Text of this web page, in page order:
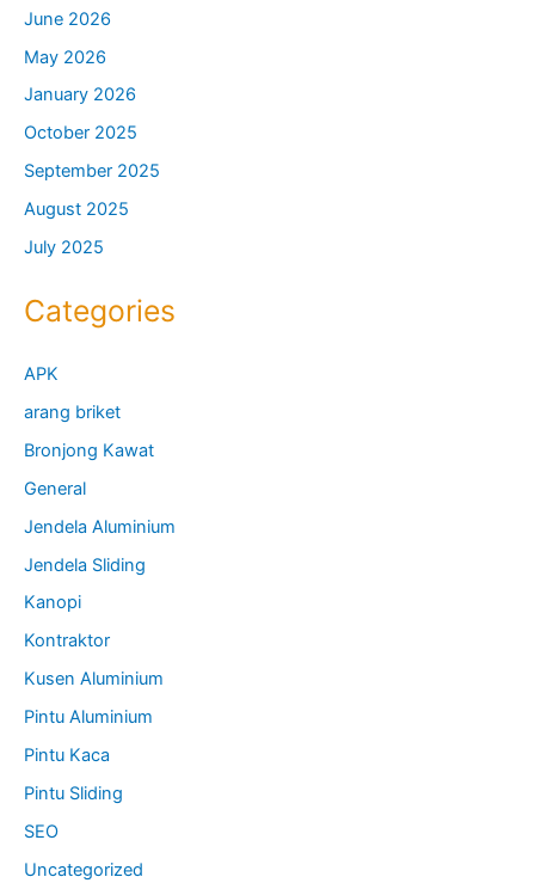
June 2026
May 2026
January 2026
October 2025
September 2025
August 2025
July 2025
Categories
APK
arang briket
Bronjong Kawat
General
Jendela Aluminium
Jendela Sliding
Kanopi
Kontraktor
Kusen Aluminium
Pintu Aluminium
Pintu Kaca
Pintu Sliding
SEO
Uncategorized